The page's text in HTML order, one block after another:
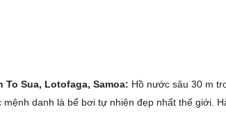
To Sua, Lotofaga, Samoa: Hồ nước sâu 30 m
mệnh danh là bể bơi tự nhiên đẹp nhất thế giới.